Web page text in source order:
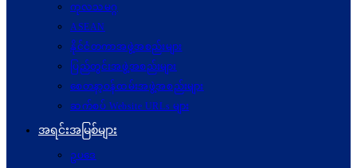
ကုလသမဂ္ဂ
ASEAN
နိုင်ငံတကာအဖွဲ့အစည်းများ
ပြည်တွင်းအဖွဲ့အစည်းများ
စေတနာ့ဝန်ထမ်းအဖွဲ့အစည်းများ
ဆက်စပ် Website URLs များ
အရင်းအမြစ်များ
ဥပဒေ